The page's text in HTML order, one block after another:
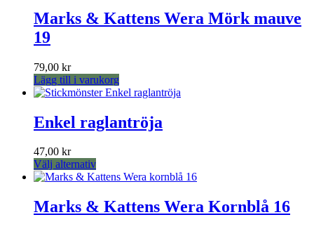
väljas
på
Marks & Kattens Wera Mörk mauve
19
79,00 kr
Lägg till i varukorg
Enkel raglantröja
47,00 kr
Välj alternativDen
här
har
flera
Marks & Kattens Wera Kornblå 16